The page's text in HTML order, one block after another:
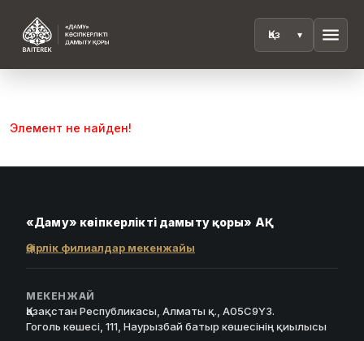
menu
Элемент не найден!
«Даму» кәсіпкерлікті дамыту қоры» АҚ
Өңірлік филиалдар мекенжайы
МЕКЕНЖАЙ
Қазақстан Республикасы, Алматы қ., A05C9Y3.
Гоголь көшесі, 111, Наурызбай батыр көшесінің қиылысы